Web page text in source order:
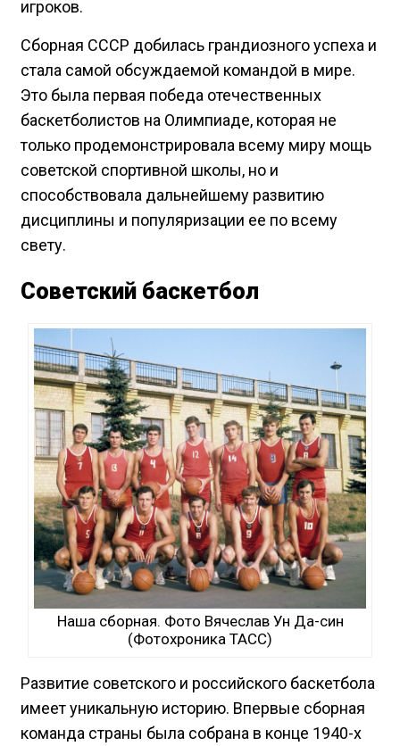
игроков.
Сборная СССР добилась грандиозного успеха и
стала самой обсуждаемой командой в мире.
Это была первая победа отечественных
баскетболистов на Олимпиаде, которая не
только продемонстрировала всему миру мощь
советской спортивной школы, но и
способствовала дальнейшему развитию
дисциплины и популяризации ее по всему
свету.
Советский баскетбол
Наша сборная. Фото Вячеслав Ун Да-син
(Фотохроника ТАСС)
Развитие советского и российского баскетбола
имеет уникальную историю. Впервые сборная
команда страны была собрана в конце 1940-х